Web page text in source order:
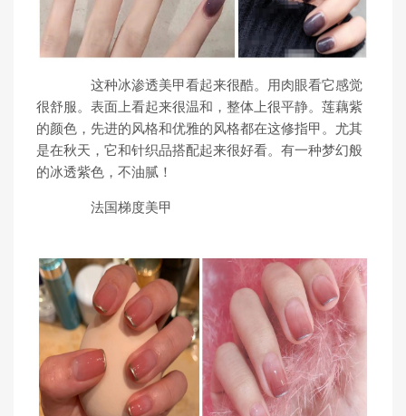
这种冰渗透美甲看起来很酷。用肉眼看它感觉
很舒服。表面上看起来很温和，整体上很平静。莲藕紫
的颜色，先进的风格和优雅的风格都在这修指甲。尤其
是在秋天，它和针织品搭配起来很好看。有一种梦幻般
的冰透紫色，不油腻！
法国梯度美甲